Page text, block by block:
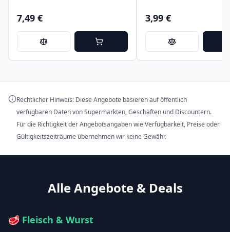
7,49 € 3,99 €
Rechtlicher Hinweis: Diese Angebote basieren auf öffentlich
verfügbaren Daten von Supermärkten, Geschäften und Discountern.
Für die Richtigkeit der Angebotsangaben wie Verfügbarkeit, Preise oder
Gültigkeitszeiträume übernehmen wir keine Gewähr.
Alle Angebote & Deals
🥩 Fleisch & Wurst